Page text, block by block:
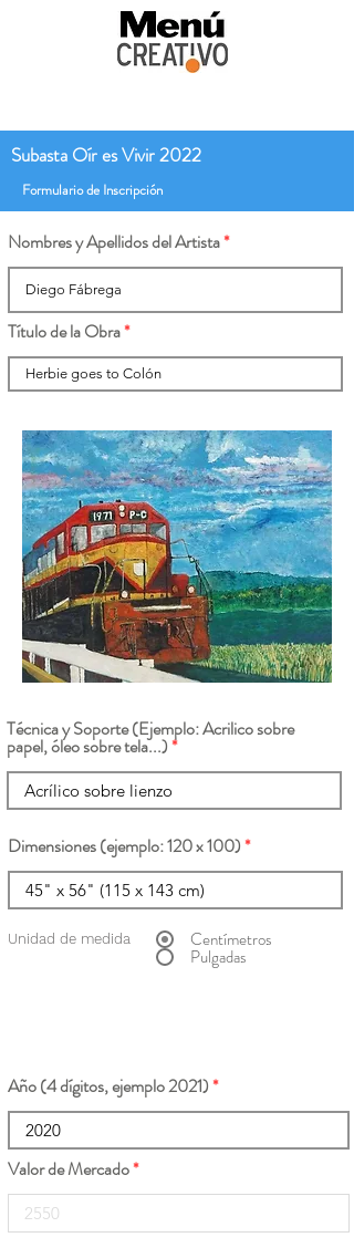
Subasta Oír es Vivir 2022
Formulario de Inscripción
Nombres y Apellidos del Artista
Título de la Obra
Técnica y Soporte (Ejemplo: Acrilico sobre
papel, óleo sobre tela...)
Dimensiones (ejemplo: 120 x 100)
Unidad de medida Centímetros
Pulgadas
Año (4 dígitos, ejemplo 2021)
Valor de Mercado